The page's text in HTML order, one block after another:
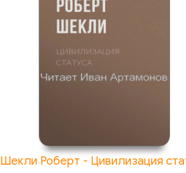
Шекли Роберт - Цивилизация